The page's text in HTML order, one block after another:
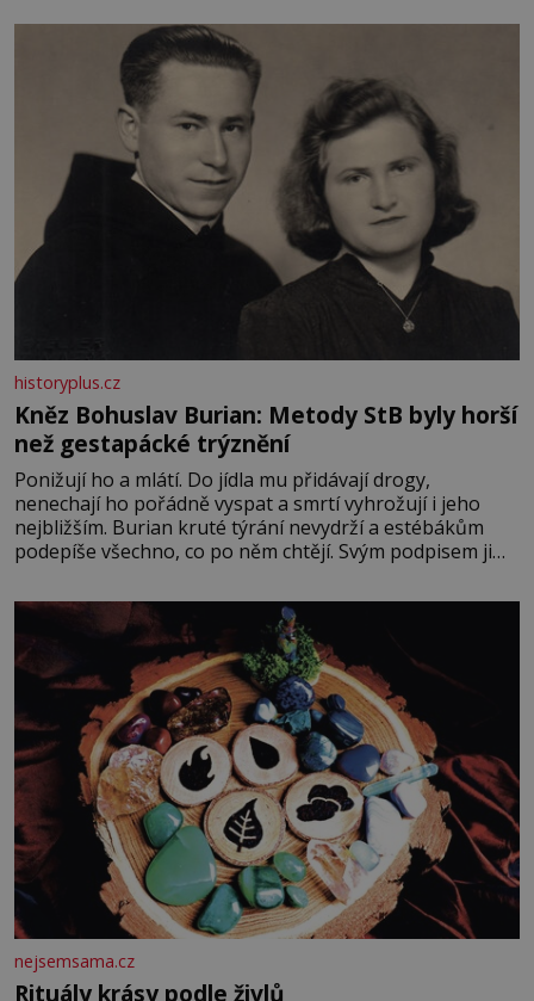
měkkost a bezpečí, proto by pokoj miminka měl působit
především klidně a útulně. Předškolní věk je
historyplus.cz
Kněz Bohuslav Burian: Metody StB byly horší
než gestapácké trýznění
Ponižují ho a mlátí. Do jídla mu přidávají drogy,
nenechají ho pořádně vyspat a smrtí vyhrožují i jeho
nejbližším. Burian kruté týrání nevydrží a estébákům
podepíše všechno, co po něm chtějí. Svým podpisem jim
fyzický ani psychický nátlak. Syn brněnského řezníka
chce být knězem a
nejsemsama.cz
Rituály krásy podle živlů